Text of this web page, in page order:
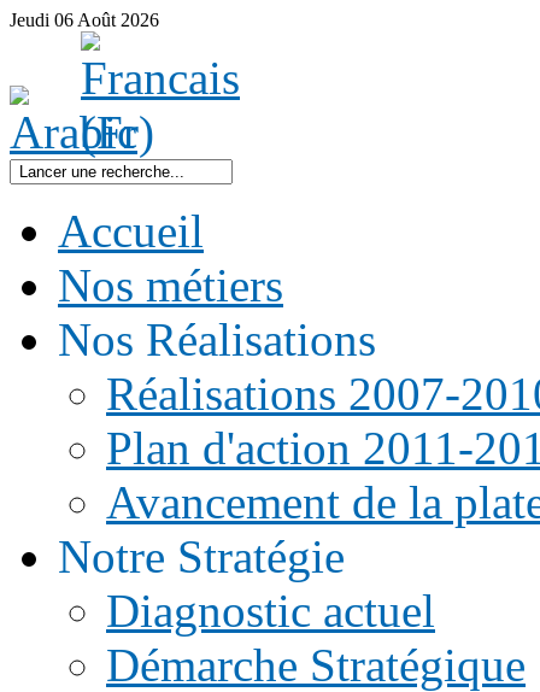
Jeudi 06 Août 2026
Accueil
Nos métiers
Nos Réalisations
Réalisations 2007-
Plan d'action 2011-
Avancement de la
Notre Stratégie
Diagnostic actuel
Démarche Stratégique